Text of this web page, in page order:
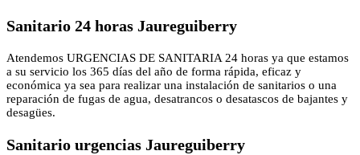
Sanitario 24 horas Jaureguiberry
Atendemos URGENCIAS DE SANITARIA 24 horas ya que estamos
a su servicio los 365 días del año de forma rápida, eficaz y
económica ya sea para realizar una instalación de sanitarios o una
reparación de fugas de agua, desatrancos o desatascos de bajantes y
desagües.
Sanitario urgencias Jaureguiberry